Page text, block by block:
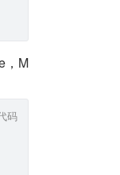
，M
码